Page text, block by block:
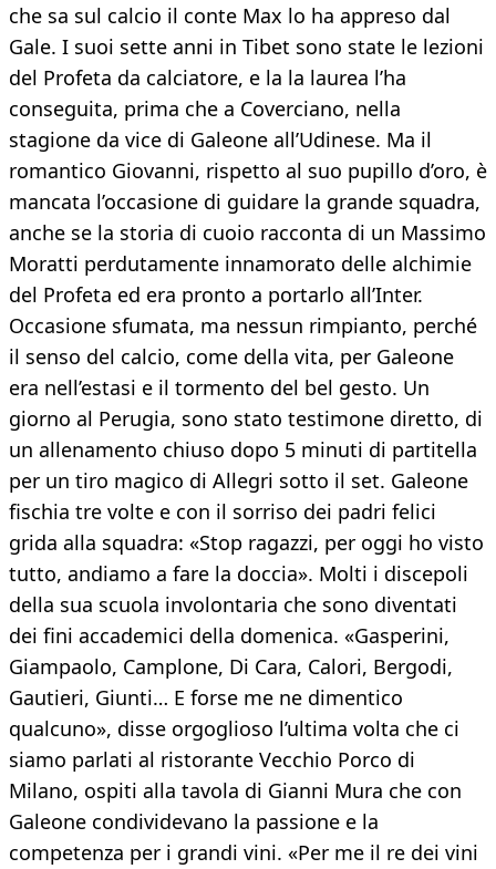
che sa sul calcio il conte Max lo ha appreso dal
Gale. I suoi sette anni in Tibet sono state le lezioni
del Profeta da calciatore, e la la laurea l’ha
conseguita, prima che a Coverciano, nella
stagione da vice di Galeone all’Udinese. Ma il
romantico Giovanni, rispetto al suo pupillo d’oro, è
mancata l’occasione di guidare la grande squadra,
anche se la storia di cuoio racconta di un Massimo
Moratti perdutamente innamorato delle alchimie
del Profeta ed era pronto a portarlo all’Inter.
Occasione sfumata, ma nessun rimpianto, perché
il senso del calcio, come della vita, per Galeone
era nell’estasi e il tormento del bel gesto. Un
giorno al Perugia, sono stato testimone diretto, di
un allenamento chiuso dopo 5 minuti di partitella
per un tiro magico di Allegri sotto il set. Galeone
fischia tre volte e con il sorriso dei padri felici
grida alla squadra: «Stop ragazzi, per oggi ho visto
tutto, andiamo a fare la doccia». Molti i discepoli
della sua scuola involontaria che sono diventati
dei fini accademici della domenica. «Gasperini,
Giampaolo, Camplone, Di Cara, Calori, Bergodi,
Gautieri, Giunti… E forse me ne dimentico
qualcuno», disse orgoglioso l’ultima volta che ci
siamo parlati al ristorante Vecchio Porco di
Milano, ospiti alla tavola di Gianni Mura che con
Galeone condividevano la passione e la
competenza per i grandi vini. «Per me il re dei vini